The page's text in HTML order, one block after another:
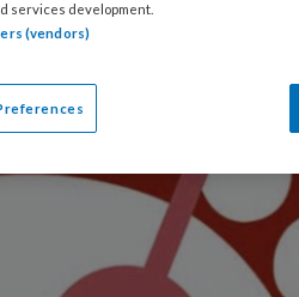
services development.
(vendors)